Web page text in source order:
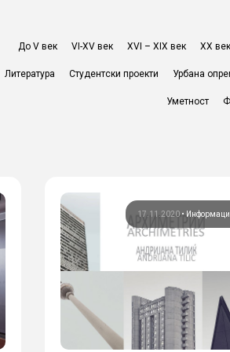
До V век VI-XV век XVI – XIX век ХХ
Литература Студентски проекти Урбана
Уметност
17.11.2020•